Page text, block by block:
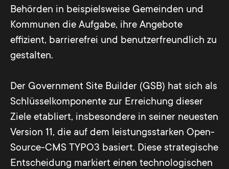
Behörden in beispielsweise Gemeinden und
Kommunen die Aufgabe, ihre Angebote
effizient, barrierefrei und benutzerfreundlich zu
gestalten.
Der Government Site Builder (GSB) hat sich als
Schlüsselkomponente zur Erreichung dieser
Ziele etabliert, insbesondere in seiner neuesten
Version 11, die auf dem leistungsstarken Open-
Source-CMS TYPO3 basiert. Diese strategische
Entscheidung markiert einen technologischen